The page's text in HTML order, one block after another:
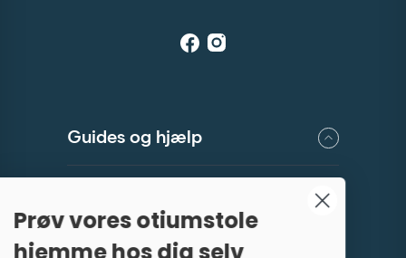
Guides og hjælp
Stolebussen
Prøv vores otiumstole